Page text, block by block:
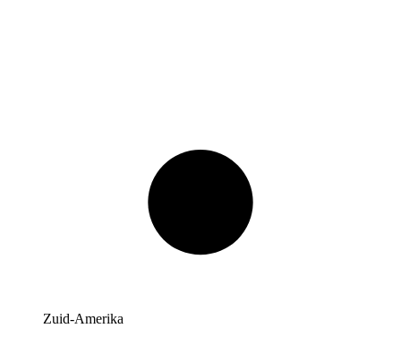
Zuid-Amerika